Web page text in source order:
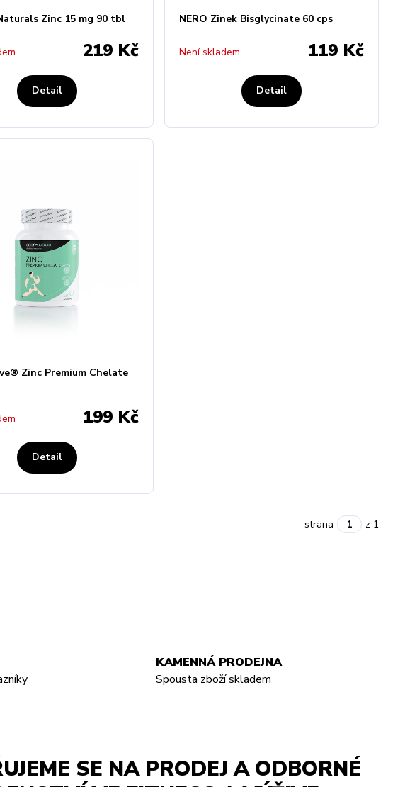
Zinc 15 mg 90 tbl
219 Kč
Detail
NERO Zinek Bisglycinate 60 cps
119 Kč
Není skladem
Detail
Zinc Premium Chelate
199 Kč
Detail
strana z 1
KAMENNÁ PRODEJNA
Spousta zboží skladem
SE NA PRODEJ A ODBORNÉ